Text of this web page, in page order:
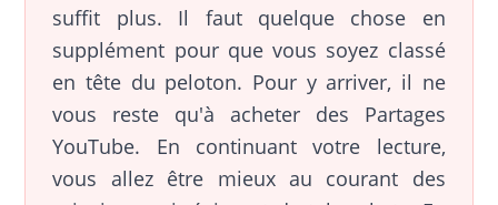
suffit plus. Il faut quelque chose en
supplément pour que vous soyez classé
en tête du peloton. Pour y arriver, il ne
vous reste qu'à acheter des Partages
YouTube. En continuant votre lecture,
vous allez être mieux au courant des